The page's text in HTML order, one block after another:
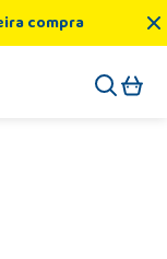
compra